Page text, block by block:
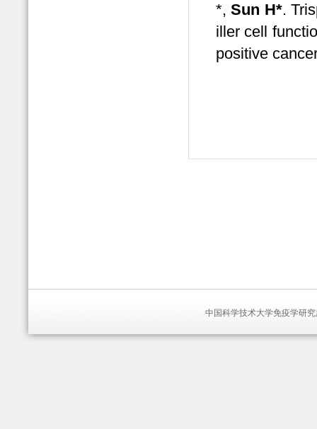
*,Sun H*.
iller cell
positive
中国科学技术大学免疫学研